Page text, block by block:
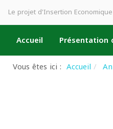
Le projet d'Insertion
Accueil Présentation
Vous êtes ici : Accueil